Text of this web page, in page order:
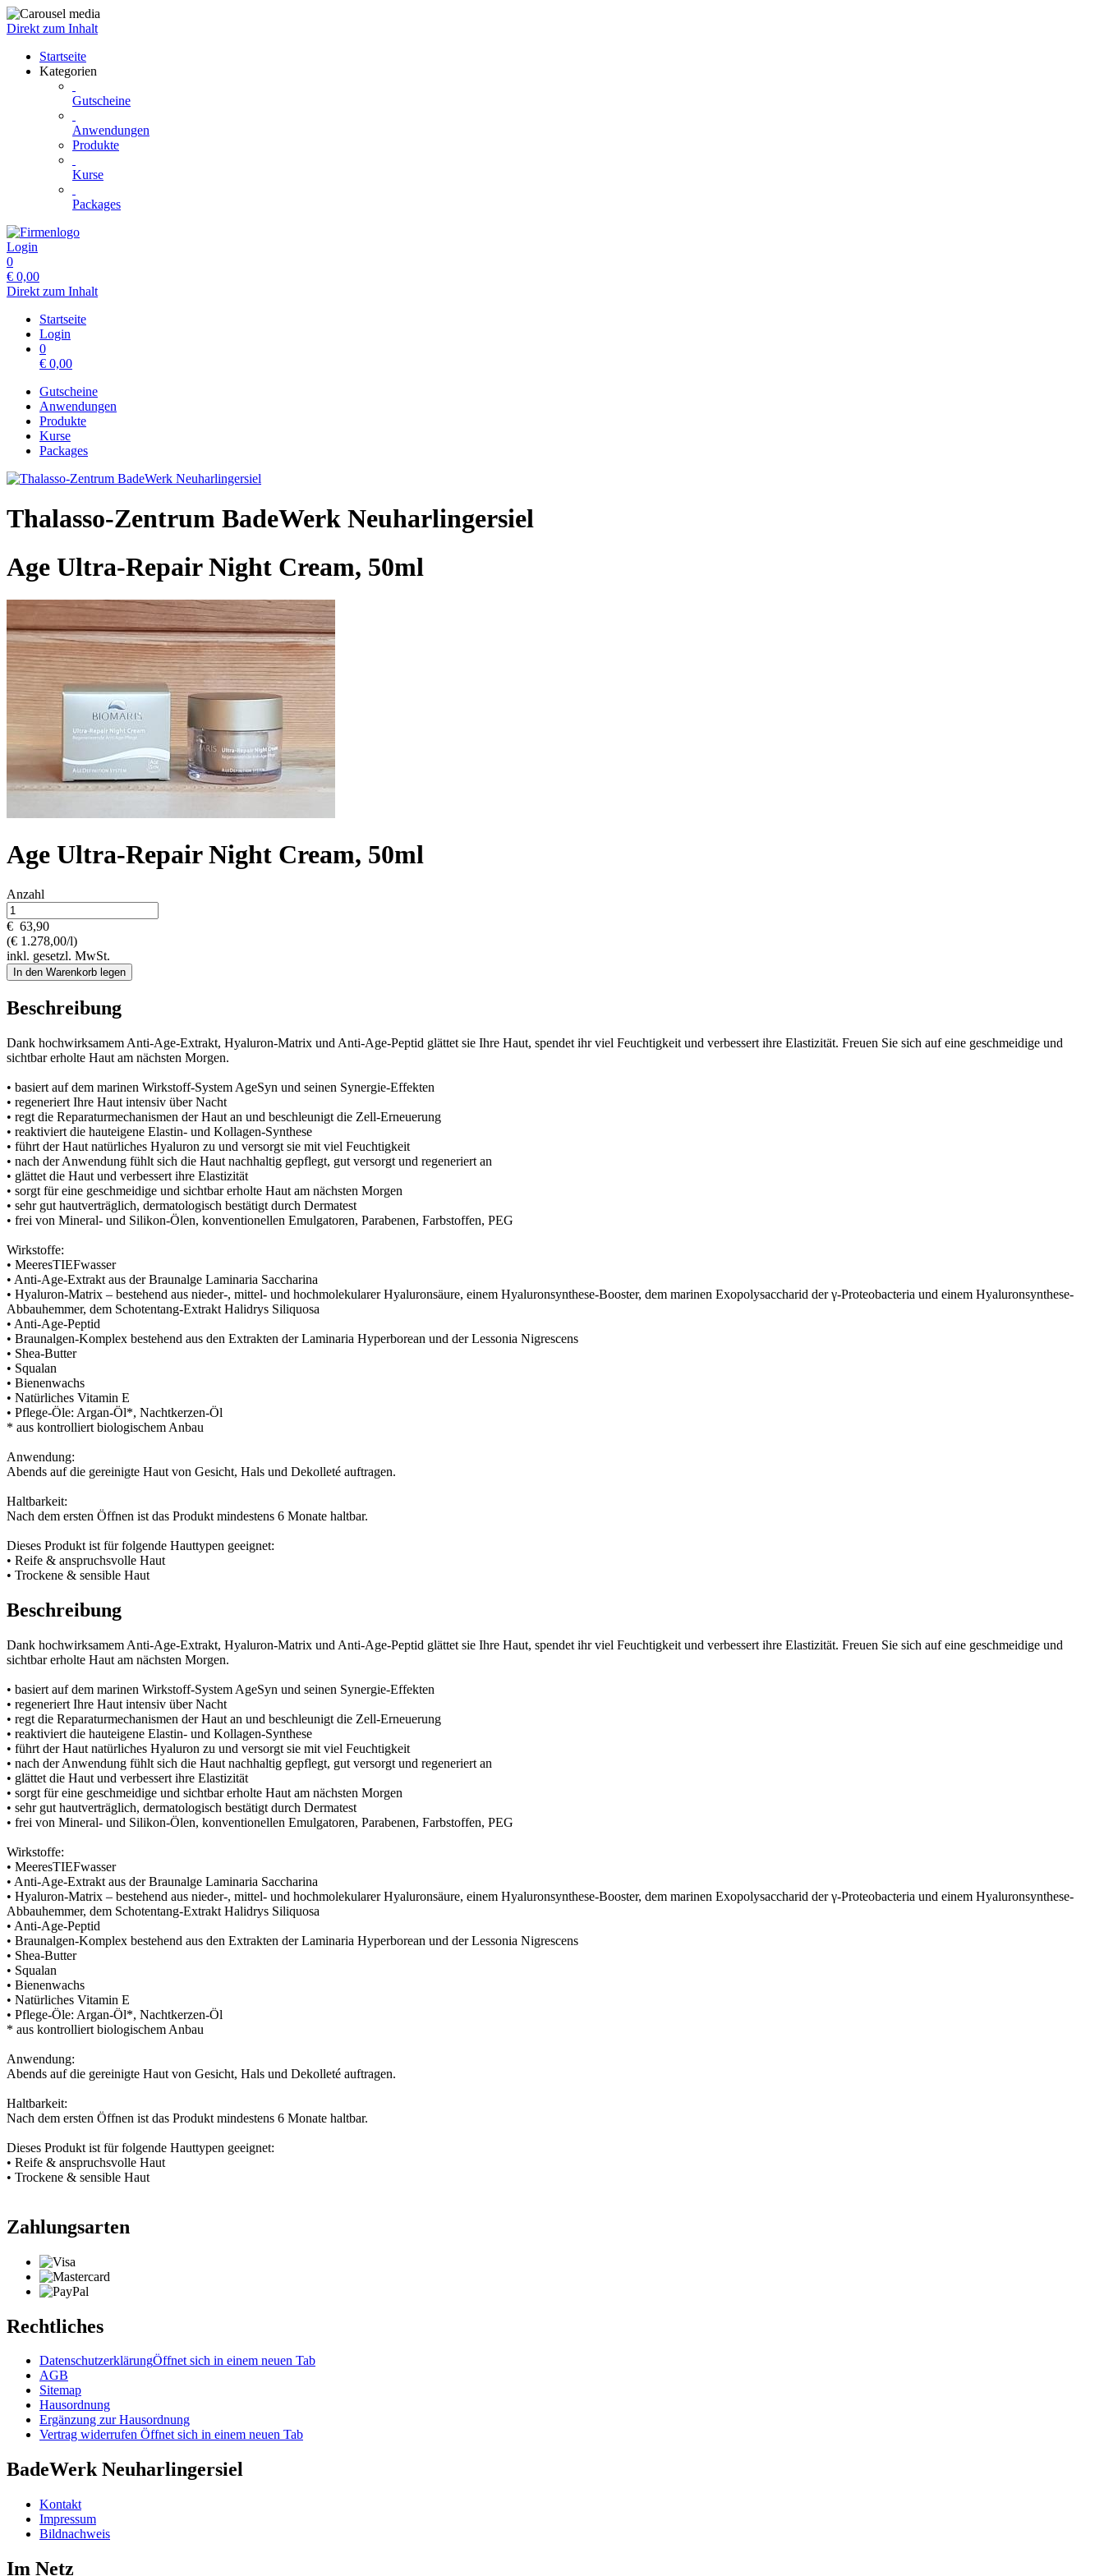
Direkt zum Inhalt
Startseite
Kategorien
Gutscheine
Anwendungen
Produkte
Kurse
Packages
Login
0
€ 0,00
Direkt zum Inhalt
Startseite
Login
0
€ 0,00
Gutscheine
Anwendungen
Produkte
Kurse
Packages
Thalasso-Zentrum BadeWerk Neuharlingersiel
Age Ultra-Repair Night Cream, 50ml
Age Ultra-Repair Night Cream, 50ml
Anzahl
€ 63,90
(€ 1.278,00/l)
inkl. gesetzl. MwSt.
In den Warenkorb legen
Beschreibung
Dank hochwirksamem Anti-Age-Extrakt, Hyaluron-Matrix und Anti-Age-Peptid glättet sie Ihre Haut, spendet ihr viel Feuchtigkeit und verbessert ihre Elastizität. Freuen Sie sich auf eine geschmeidige und
sichtbar erholte Haut am nächsten Morgen.
• basiert auf dem marinen Wirkstoff-System AgeSyn und seinen Synergie-Effekten
• regeneriert Ihre Haut intensiv über Nacht
• regt die Reparaturmechanismen der Haut an und beschleunigt die Zell-Erneuerung
• reaktiviert die hauteigene Elastin- und Kollagen-Synthese
• führt der Haut natürliches Hyaluron zu und versorgt sie mit viel Feuchtigkeit
• nach der Anwendung fühlt sich die Haut nachhaltig gepflegt, gut versorgt und regeneriert an
• glättet die Haut und verbessert ihre Elastizität
• sorgt für eine geschmeidige und sichtbar erholte Haut am nächsten Morgen
• sehr gut hautverträglich, dermatologisch bestätigt durch Dermatest
• frei von Mineral- und Silikon-Ölen, konventionellen Emulgatoren, Parabenen, Farbstoffen, PEG
Wirkstoffe:
• MeeresTIEFwasser
• Anti-Age-Extrakt aus der Braunalge Laminaria Saccharina
• Hyaluron-Matrix – bestehend aus nieder-, mittel- und hochmolekularer Hyaluronsäure, einem Hyaluronsynthese-Booster, dem marinen Exopolysaccharid der γ-Proteobacteria und einem Hyaluronsynthese-
Abbauhemmer, dem Schotentang-Extrakt Halidrys Siliquosa
• Anti-Age-Peptid
• Braunalgen-Komplex bestehend aus den Extrakten der Laminaria Hyperborean und der Lessonia Nigrescens
• Shea-Butter
• Squalan
• Bienenwachs
• Natürliches Vitamin E
• Pflege-Öle: Argan-Öl*, Nachtkerzen-Öl
* aus kontrolliert biologischem Anbau
Anwendung:
Abends auf die gereinigte Haut von Gesicht, Hals und Dekolleté auftragen.
Haltbarkeit:
Nach dem ersten Öffnen ist das Produkt mindestens 6 Monate haltbar.
Dieses Produkt ist für folgende Hauttypen geeignet:
• Reife & anspruchsvolle Haut
• Trockene & sensible Haut
Beschreibung
Dank hochwirksamem Anti-Age-Extrakt, Hyaluron-Matrix und Anti-Age-Peptid glättet sie Ihre Haut, spendet ihr viel Feuchtigkeit und verbessert ihre Elastizität. Freuen Sie sich auf eine geschmeidige und
sichtbar erholte Haut am nächsten Morgen.
• basiert auf dem marinen Wirkstoff-System AgeSyn und seinen Synergie-Effekten
• regeneriert Ihre Haut intensiv über Nacht
• regt die Reparaturmechanismen der Haut an und beschleunigt die Zell-Erneuerung
• reaktiviert die hauteigene Elastin- und Kollagen-Synthese
• führt der Haut natürliches Hyaluron zu und versorgt sie mit viel Feuchtigkeit
• nach der Anwendung fühlt sich die Haut nachhaltig gepflegt, gut versorgt und regeneriert an
• glättet die Haut und verbessert ihre Elastizität
• sorgt für eine geschmeidige und sichtbar erholte Haut am nächsten Morgen
• sehr gut hautverträglich, dermatologisch bestätigt durch Dermatest
• frei von Mineral- und Silikon-Ölen, konventionellen Emulgatoren, Parabenen, Farbstoffen, PEG
Wirkstoffe:
• MeeresTIEFwasser
• Anti-Age-Extrakt aus der Braunalge Laminaria Saccharina
• Hyaluron-Matrix – bestehend aus nieder-, mittel- und hochmolekularer Hyaluronsäure, einem Hyaluronsynthese-Booster, dem marinen Exopolysaccharid der γ-Proteobacteria und einem Hyaluronsynthese-
Abbauhemmer, dem Schotentang-Extrakt Halidrys Siliquosa
• Anti-Age-Peptid
• Braunalgen-Komplex bestehend aus den Extrakten der Laminaria Hyperborean und der Lessonia Nigrescens
• Shea-Butter
• Squalan
• Bienenwachs
• Natürliches Vitamin E
• Pflege-Öle: Argan-Öl*, Nachtkerzen-Öl
* aus kontrolliert biologischem Anbau
Anwendung:
Abends auf die gereinigte Haut von Gesicht, Hals und Dekolleté auftragen.
Haltbarkeit:
Nach dem ersten Öffnen ist das Produkt mindestens 6 Monate haltbar.
Dieses Produkt ist für folgende Hauttypen geeignet:
• Reife & anspruchsvolle Haut
• Trockene & sensible Haut
Zahlungsarten
Rechtliches
DatenschutzerklärungÖffnet sich in einem neuen Tab
AGB
Sitemap
Hausordnung
Ergänzung zur Hausordnung
Vertrag widerrufen Öffnet sich in einem neuen Tab
BadeWerk Neuharlingersiel
Kontakt
Impressum
Bildnachweis
Im Netz